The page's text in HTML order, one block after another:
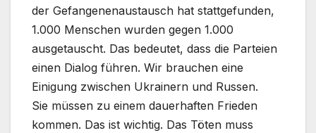
der Gefangenenaustausch hat stattgefunden,
1.000 Menschen wurden gegen 1.000
ausgetauscht. Das bedeutet, dass die Parteien
einen Dialog führen. Wir brauchen eine
Einigung zwischen Ukrainern und Russen.
Sie müssen zu einem dauerhaften Frieden
kommen. Das ist wichtig. Das Töten muss